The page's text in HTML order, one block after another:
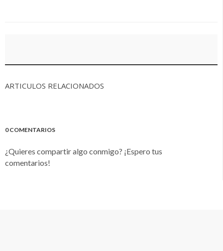
ARTICULOS RELACIONADOS
0 COMENTARIOS
¿Quieres compartir algo conmigo? ¡Espero tus
comentarios!